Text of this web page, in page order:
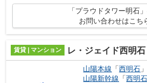
「プラウドタワー明石
お問い合わせはこち
賃貸 | マンション レ・ジェイド西明石
山陽本線 「西明石
山陽新幹線 「西明石